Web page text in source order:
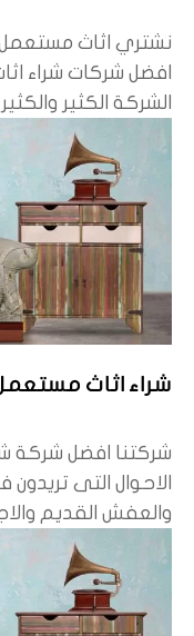
نشتري اثاث
افضل شركات شراء
الشركة الكثير
شراء اثاث
شركتنا افضل شركة
الاحوال التى
والعفش القديم